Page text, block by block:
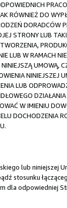
RÓWNIEŻ DO
DORADCÓW
STRONY LUB
LUB W RAMACH
UMOWĄ,
LUB
W IMIENIU
DOCHODZENIA
lub niniejszej
stosunku
dla odpowiedniej